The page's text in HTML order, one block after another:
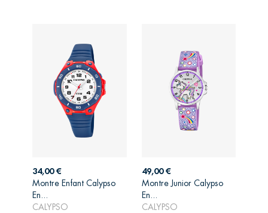
Prix
34,00 €
Montre Enfant Calypso
En...
CALYPSO
AJOUTER AU
Prix
49,00 €
Montre Junior Calypso
En...
CALYPSO
AJOUTER AU